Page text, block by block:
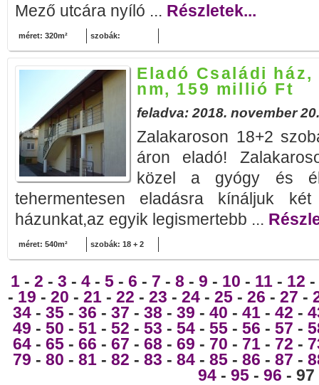
Mező utcára nyíló ... Részletek...
méret: 320m² szobák:
Eladó Családi
nm, 159 millió Ft
feladva: 2018. november 20.
Zalakaroson 18+2
áron eladó!
közel a gyógy és
tehermentesen eladásra kínáljuk
házunkat,az egyik legismertebb ...
méret: 540m² szobák: 18 + 2
1 - 2 - 3 - 4 - 5 - 6 - 7 - 8 - 9 - 10 - 11 - 12 -
- 19 - 20 - 21 - 22 - 23 - 24 - 25 - 26 - 27 -
34 - 35 - 36 - 37 - 38 - 39 - 40 - 41 - 42 -
49 - 50 - 51 - 52 - 53 - 54 - 55 - 56 - 57 -
64 - 65 - 66 - 67 - 68 - 69 - 70 - 71 - 72 -
79 - 80 - 81 - 82 - 83 - 84 - 85 - 86 - 87 -
94 - 95 - 96 - 97